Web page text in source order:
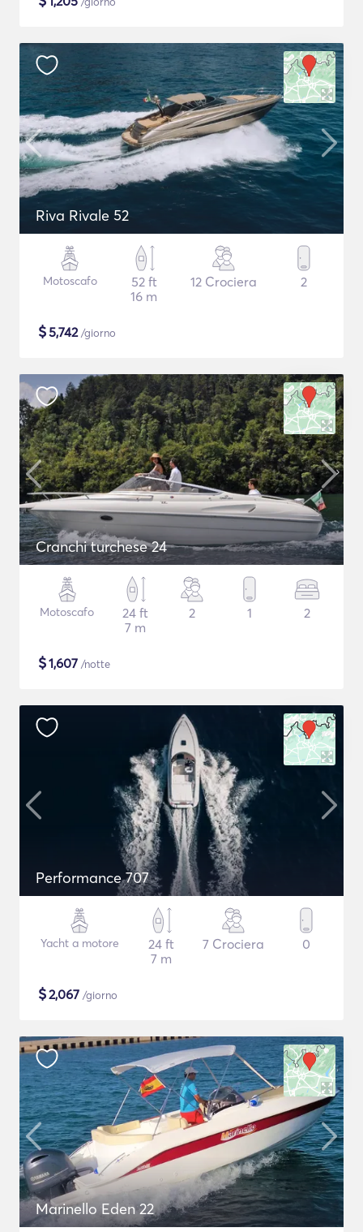
Riva Rivale 52
Motoscafo
52 ft
16 m
12 Crociera 2
$5,742/giorno
Cranchi turchese 24
Motoscafo
24 ft
7 m
2 1 2
$1,607 /notte
Performance 707
Yacht a motore
24 ft
7 m
7 Crociera 0
$2,067 /giorno
Marinello Eden 22